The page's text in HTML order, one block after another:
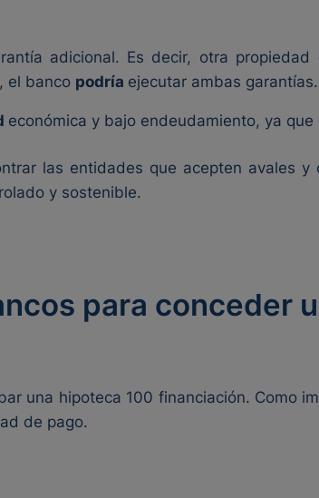
adicional. Es decir, otra
el banco podría ejecutar ambas garantías.
económica y bajo endeudamiento, ya
las entidades que acepten avales
y sostenible.
para conceder
una hipoteca 100 financiación. Como
de pago.